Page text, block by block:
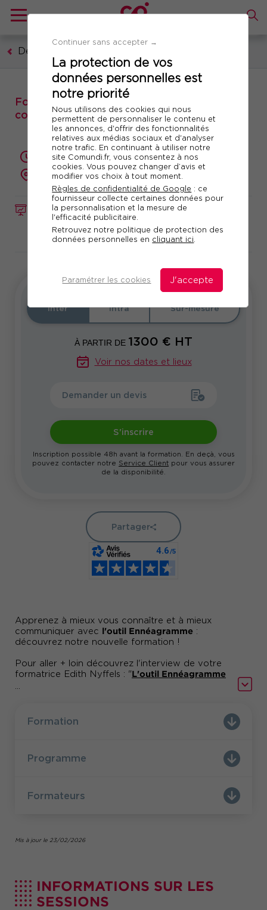
Continuer sans accepter →
La protection de vos
données personnelles est
notre priorité
Nous utilisons des cookies qui nous
permettent de personnaliser le contenu et
les annonces, d'offrir des fonctionnalités
relatives aux médias sociaux et d'analyser
notre trafic. En continuant à utiliser notre
site Comundi.fr, vous consentez à nos
cookies. Vous pouvez changer d’avis et
modifier vos choix à tout moment.
Règles de confidentialité de Google : ce
fournisseur collecte certaines données pour
la personnalisation et la mesure de
l'efficacité publicitaire.
Retrouvez notre politique de protection des
données personnelles en cliquant ici.
Paramétrer les cookies J'accepte
Développement personnel
FORMATION Réf. 10248
Télécharger le programme
Formation : L'Ennéagramme pour mieux se
connaître et mieux communiquer
2 jours (14 heures)
présentiel ou à distance
Apprenez à mieux vous connaître et à mieux
communiquer avec l'outil Ennéagramme :
découvrez notre nouvelle formation !
Pour aller + loin découvrez l'interview de votre
formatrice Edith Nyffels : "L'outil Ennéagramme
...
Inter Intra Sur-mesure
À PARTIR DE 1300 € HT
Voir nos dates et lieux
Demander un devis
S'inscrire
Inscription possible 48h avant la formation. En deçà, vous
pouvez contacter notre Service Client pour vous assurer
de la disponibilité.
Partager
Formation
Programme
Formateurs
Mis à jour le 23/02/2026
INFORMATIONS SUR LES
SESSIONS